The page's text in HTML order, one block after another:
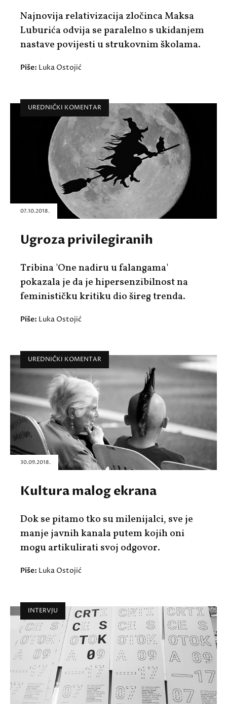
Najnovija relativizacija zločinca Maksa
Luburića odvija se paralelno s ukidanjem
nastave povijesti u strukovnim školama.
Piše: Luka Ostojić
UREDNIČKI KOMENTAR
07.10.2018.
Ugroza privilegiranih
Tribina 'One nadiru u falangama'
pokazala je da je hipersenzibilnost na
feminističku kritiku dio šireg trenda.
Piše: Luka Ostojić
UREDNIČKI KOMENTAR
30.09.2018.
Kultura malog ekrana
Dok se pitamo tko su milenijalci, sve je
manje javnih kanala putem kojih oni
mogu artikulirati svoj odgovor.
Piše: Luka Ostojić
INTERVJU